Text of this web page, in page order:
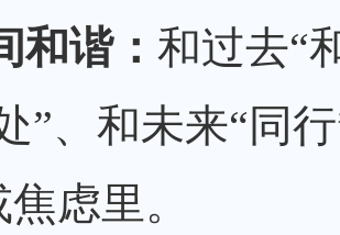
和谐： 和过去“
”、和未来“同
虑里。